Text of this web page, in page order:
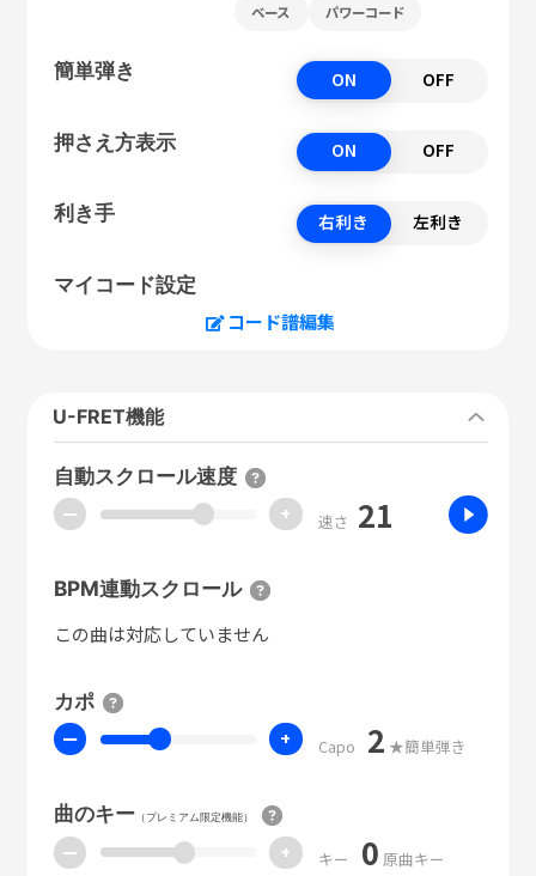
ベース パワーコード
簡単弾き ON OFF
押さえ方表示 ON OFF
利き手 右利き 左利き
マイコード設定
コード譜編集
U-FRET機能
自動スクロール速度
ー + 速さ 21
BPM連動スクロール
この曲は対応していません
カポ
ー + Capo 2 ★簡単弾き
曲のキー（プレミアム限定機能）
ー + キー 0 原曲キー